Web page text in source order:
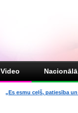
Video
„Es esmu ceļš, patiesība